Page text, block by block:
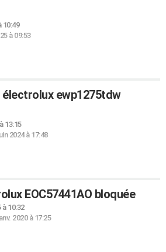
10:49
à 09:53
ewp1275tdw
13:15
2024 à 17:48
EOC57441AO bloquée
à 10:32
2020 à 17:25